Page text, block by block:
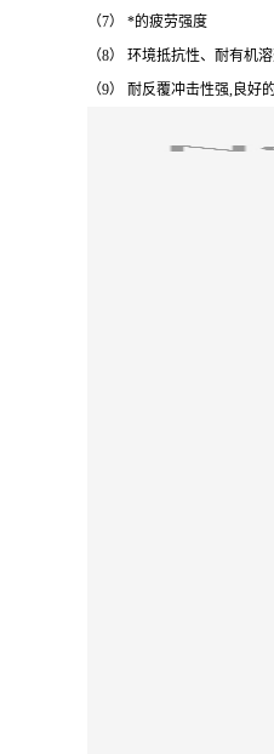
（7） *的疲劳强度
（8） 环境抵抗性、耐有机
（9） 耐反覆冲击性强,良